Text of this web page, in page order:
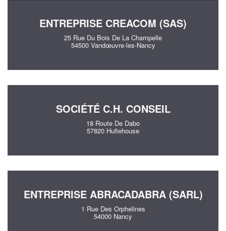
ENTREPRISE CREACOM (SAS)
25 Rue Du Bois De La Champelle
54500 Vandœuvre-les-Nancy
SOCIÉTÉ C.H. CONSEIL
18 Route De Dabo
57820 Hultehouse
ENTREPRISE ABRACADABRA (SARL)
1 Rue Des Orphelines
54000 Nancy